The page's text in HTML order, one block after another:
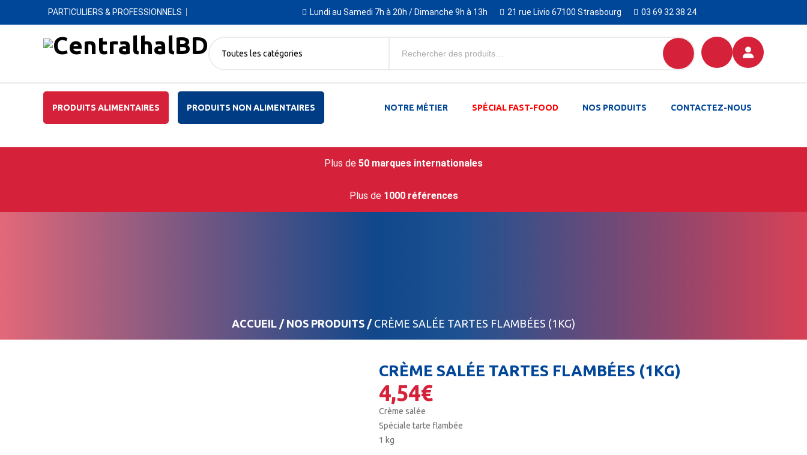
PARTICULIERS & PROFESSIONNELS Lundi au Samedi 7h à 20h / Dimanche 9h à 13h 21 rue Livio 67100 Strasbourg 03 69 32 38 24
Toutes les catégories
PRODUITS ALIMENTAIRES PRODUITS NON ALIMENTAIRES CONTACTEZ-NOUS
NOS PRODUITS
SPÉCIAL FAST-FOOD
NOTRE MÉTIER
Plus de 50 marques internationales
Plus de 1000 références
ACCUEIL / NOS PRODUITS / CRÈME SALÉE TARTES FLAMBÉES (1KG)
CRÈME SALÉE TARTES FLAMBÉES (1KG)
4,54€
Crème salée
Spéciale tarte flambée
1 kg